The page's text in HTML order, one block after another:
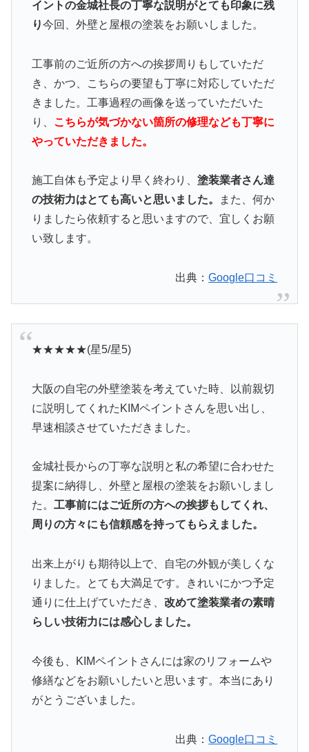
イントの金城社長の丁寧な説明がとても印象に残
り今回、外壁と屋根の塗装をお願いしました。
工事前のご近所の方への挨拶周りもしていただ
き、かつ、こちらの要望も丁寧に対応していただ
きました。工事過程の画像を送っていただいた
り、 こ ちらが気づかない箇所の修理なども丁寧に
やっていただきました。
施工自体も予定より早く終わり、 塗装業者さん達
の技術力はとても高いと思いました。
また、何か
りましたら依頼すると思いますので、宜しくお願
い致します。
出典：Google口コミ
★★★★★(星5/星5)
大阪の自宅の外壁塗装を考えていた時、以前親切
に説明してくれたKIMペイントさんを思い出し、
早速相談させていただきました。
金城社長からの丁寧な説明と私の希望に合わせた
提案に納得し、外壁と屋根の塗装をお願いしまし
た。 工事前にはご近所の方への挨拶もしてくれ、
周りの方々にも信頼感を持ってもらえました。
出来上がりも期待以上で、自宅の外観が美しくな
りました。とても大満足です。きれいにかつ予定
通りに仕上げていただき、 改めて塗装業者の素晴
らしい技術力には感心しました。
今後も、KIMペイントさんには家のリフォームや
修繕などをお願いしたいと思います。本当にあり
がとうございました。
出典：Google口コミ